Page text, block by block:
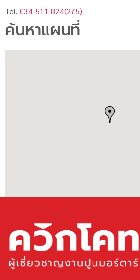
Tel. 034-511-824(275)
ค้นหาแผนที่